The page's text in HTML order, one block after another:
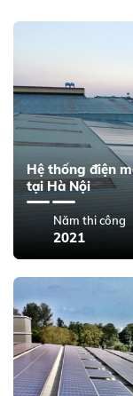
Hệ thống điện
tại Hà Nội
Năm thi công
2021